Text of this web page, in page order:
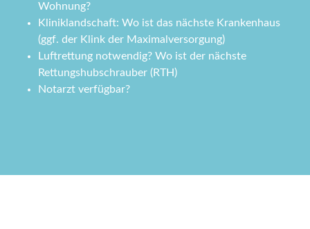
Wohnung?
Kliniklandschaft: Wo ist das nächste Krankenhaus
(ggf. der Klink der Maximalversorgung)
Luftrettung notwendig? Wo ist der nächste
Rettungshubschrauber (RTH)
Notarzt verfügbar?